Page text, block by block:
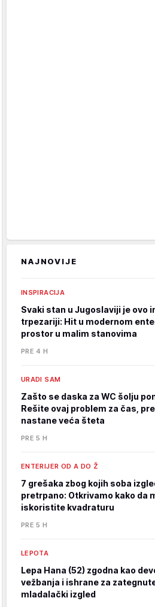
NAJNOVIJE
INSPIRACIJA
Svaki stan u Jugoslaviji je ovo
trpezariji: Hit u modernom
prostor u malim stanovima
PRE 4 H
URADI SAM
Zašto se daska za WC šolju
Rešite ovaj problem za čas,
nastane veća šteta
PRE 5 H
ENTERIJER OD A DO Ž
7 grešaka zbog kojih soba
pretrpano: Otkrivamo kako da
iskoristite kvadraturu
PRE 5 H
LEPOTA
Lepa Hana (52) zgodna kao
vežbanja i ishrane za
mladalački izgled